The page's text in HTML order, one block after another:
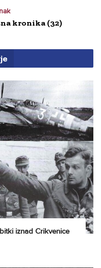
kronika (32)
iznad Crikvenice